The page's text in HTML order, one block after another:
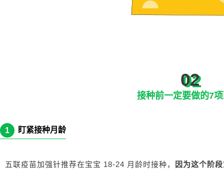
02
接种前一定要做的7
1 盯紧接种月龄
五联疫苗加强针推荐在宝宝 18-24 月龄时接种，
因为这个阶